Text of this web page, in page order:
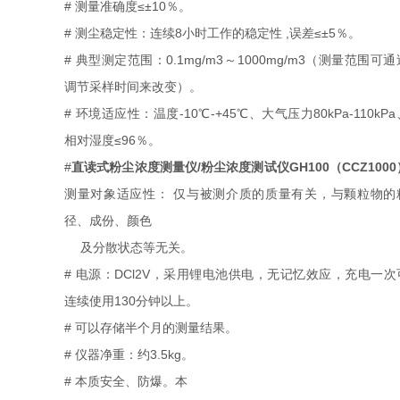
# 测量准确度≤±10％。
# 测尘稳定性：连续8小时工作的稳定性 ,误差≤±5％。
# 典型测定范围：0.1mg/m3～1000mg/m3（测量范围可通
调节采样时间来改变）。
# 环境适应性：温度-10℃-+45℃、大气压力80kPa-110kPa
相对湿度≤96％。
#直读式粉尘浓度测量仪/粉尘浓度测试仪GH100（CCZ1000
测量对象适应性： 仅与被测介质的质量有关，与颗粒物的
径、成份、颜色
及分散状态等无关。
# 电源：DCl2V，采用锂电池供电，无记忆效应，充电一次
连续使用130分钟以上。
# 可以存储半个月的测量结果。
# 仪器净重：约3.5kg。
# 本质安全、防爆。本